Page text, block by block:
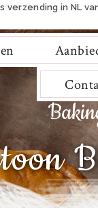
verzending in NL